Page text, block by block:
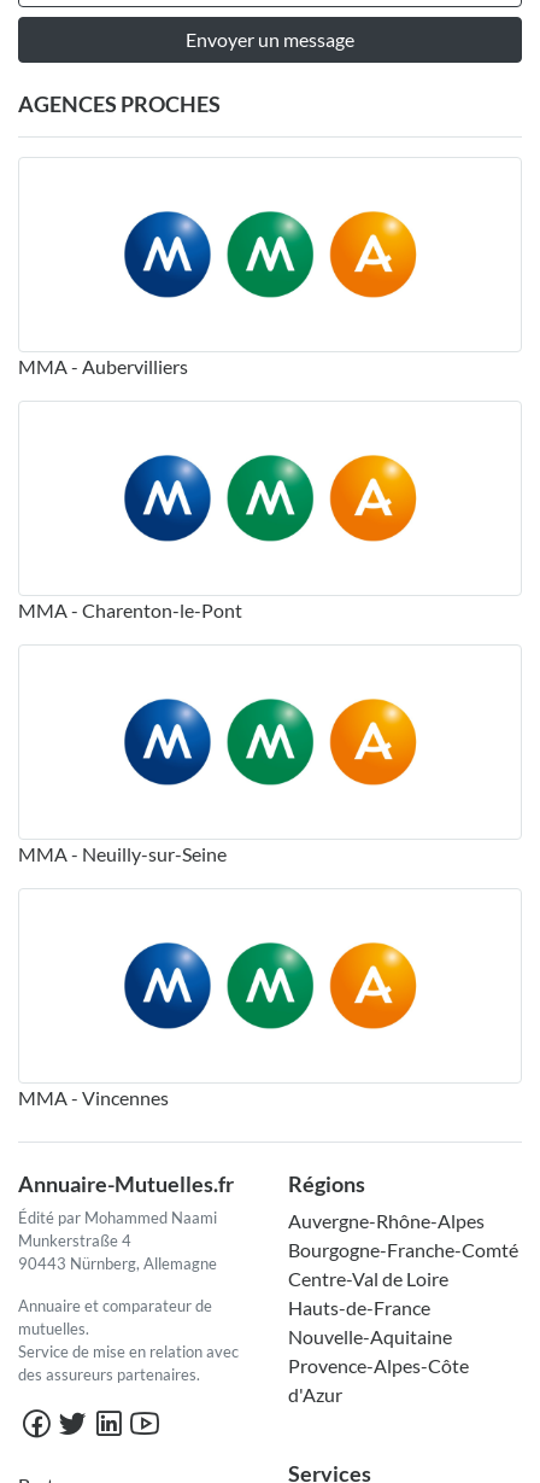
Envoyer un message
AGENCES PROCHES
MMA - Aubervilliers
MMA - Charenton-le-Pont
MMA - Neuilly-sur-Seine
MMA - Vincennes
Annuaire-Mutuelles.fr
Édité par Mohammed Naami
Munkerstraße 4
90443 Nürnberg, Allemagne
Annuaire et comparateur de
mutuelles.
Service de mise en relation avec
des assureurs partenaires.
Régions
Auvergne-Rhône-Alpes
Bourgogne-Franche-Comté
Centre-Val de Loire
Hauts-de-France
Nouvelle-Aquitaine
Provence-Alpes-Côte
d'Azur
Services